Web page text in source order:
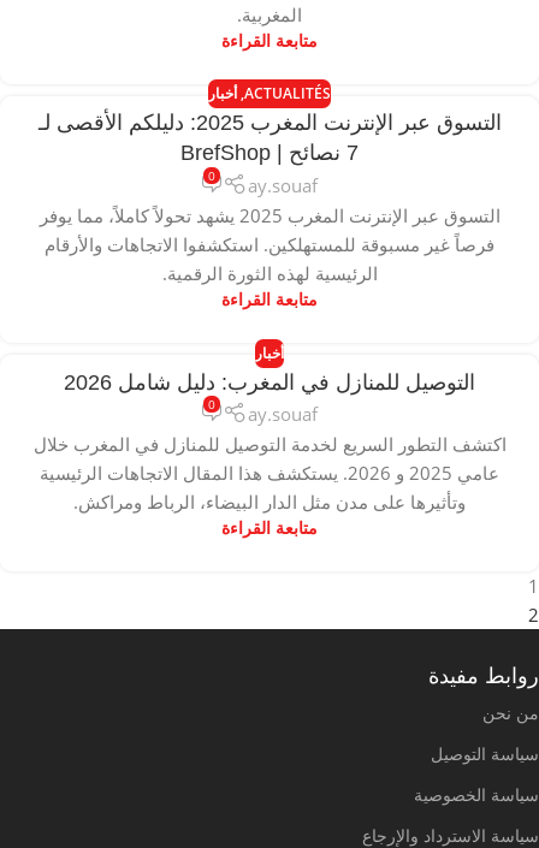
المغربية.
متابعة القراءة
ACTUALITÉS
,أخبار
التسوق عبر الإنترنت المغرب 2025: دليلكم الأقصى لـ
7 نصائح | BrefShop
ay.souaf
0
التسوق عبر الإنترنت المغرب 2025 يشهد تحولاً كاملاً، مما يوفر
فرصاً غير مسبوقة للمستهلكين. استكشفوا الاتجاهات والأرقام
الرئيسية لهذه الثورة الرقمية.
متابعة القراءة
أخبار
التوصيل للمنازل في المغرب: دليل شامل 2026
ay.souaf
0
اكتشف التطور السريع لخدمة التوصيل للمنازل في المغرب خلال
عامي 2025 و 2026. يستكشف هذا المقال الاتجاهات الرئيسية
وتأثيرها على مدن مثل الدار البيضاء، الرباط ومراكش.
متابعة القراءة
1
2
روابط مفيدة
من نحن
سياسة التوصيل
سياسة الخصوصية
سياسة الاسترداد والإرجاع